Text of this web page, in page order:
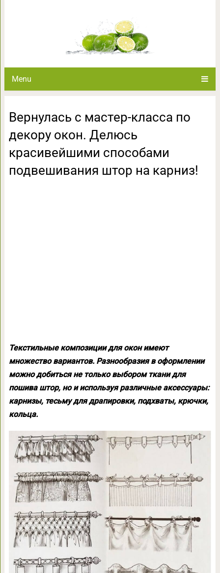
Menu
красивейшими способами
Вернулась с мастер-класса по
декору окон. Делюсь
красивейшими способами
подвешивания штор на карниз!
Текстильные композиции для окон имеют
множество вариантов. Разнообразия в оформлении
можно добиться не только выбором ткани для
пошива штор, но и используя различные аксессуары:
карнизы, тесьму для драпировки, подхваты, крючки,
кольца.